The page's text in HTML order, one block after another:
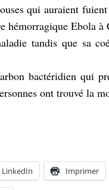
qui auraient
hémorragique Ebola à
tandis que sa
bactéridien qui
ont trouvé la
LinkedIn Imprimer